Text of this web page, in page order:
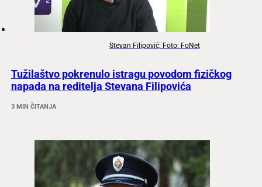
Stevan Filipović; Foto: FoNet
Tužilaštvo pokrenulo istragu povodom fizičkog
napada na reditelja Stevana Filipovića
3 MIN ČITANJA